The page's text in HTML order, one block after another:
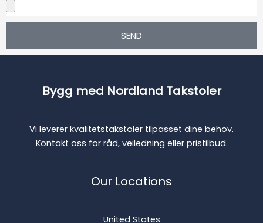
SEND
Bygg med Nordland Takstoler
Vi leverer kvalitetstakstoler tilpasset dine behov.
Kontakt oss for råd, veiledning eller pristilbud.
Our Locations
United States